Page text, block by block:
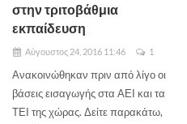
στην τριτοβάθμια
εκπαίδευση
Αύγουστος 24, 2016 11:46 1
Ανακοινώθηκαν πριν από λίγο οι
βάσεις εισαγωγής στα ΑΕΙ και τα
ΤΕΙ της χώρας. Δείτε παρακάτω,